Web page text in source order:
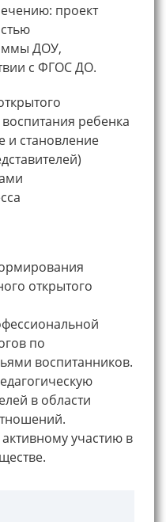
проект
ДОУ,
с ФГОС ДО.
ребенка
и становление
открытого
по
воспитанников.
в области
участию в